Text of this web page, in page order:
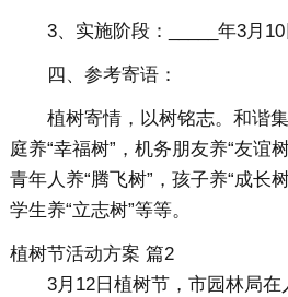
3、实施阶段：_____年3月10
四、参考寄语：
植树寄情，以树铭志。和谐
庭养“幸福树”，机务朋友养“友谊
青年人养“腾飞树”，孩子养“成长
学生养“立志树”等等。
植树节活动方案 篇2
3月12日植树节，市园林局